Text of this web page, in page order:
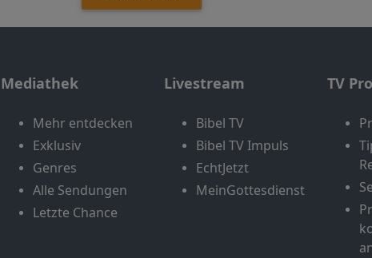
Mediathek
Mehr entdecken
Exklusiv
Genres
Alle Sendungen
Letzte Chance
Livestream
Bibel TV
Bibel TV Impuls
EchtJetzt
MeinGottesdienst
TV